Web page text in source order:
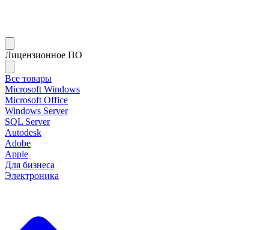
Лицензионное ПО
Все товары
Microsoft Windows
Microsoft Office
Windows Server
SQL Server
Autodesk
Adobe
Apple
Для бизнеса
Электроника